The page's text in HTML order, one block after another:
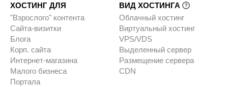
ХОСТИНГ ДЛЯ
"Взрослого" контента
Сайта-визитки
Блога
Корп. сайта
Интернет-магазина
Малого бизнеса
Портала
ВИД ХОСТИНГА
Облачный хостинг
Виртуальный хостинг
VPS/VDS
Выделенный сервер
Размещение сервера
CDN